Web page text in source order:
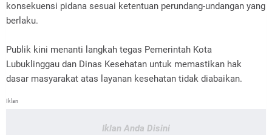
konsekuensi pidana sesuai ketentuan perundang-undangan yang
berlaku.
‎Publik kini menanti langkah tegas Pemerintah Kota
Lubuklinggau dan Dinas Kesehatan untuk memastikan hak
dasar masyarakat atas layanan kesehatan tidak diabaikan.
Iklan
Iklan Anda Disini